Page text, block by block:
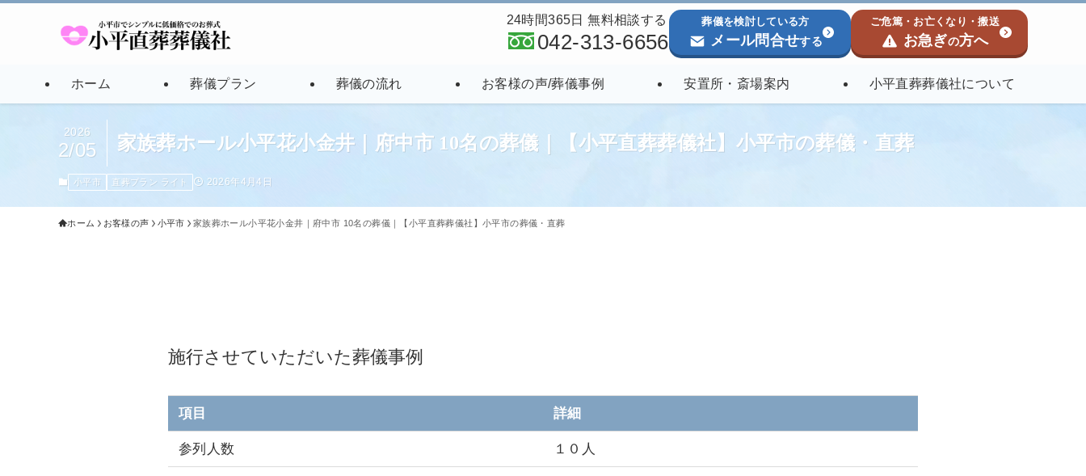
ホーム 葬儀プラン 葬儀の流れ お客様の声/葬儀事例 安置所・斎場案内 小平直葬葬儀社について
24時間365日 無料相談する
042-313-6656
葬儀を検討している方
メール問合せする
ご危篤・お亡くなり・搬送
お急ぎの方へ
家族葬ホール小平花小金井｜府中市 10名の葬儀｜【小平直葬葬儀社】小平市の葬儀・直葬
2026
2/05
小平市 直葬プラン ライト 2026年4月4日
ホーム お客様の声 小平市 家族葬ホール小平花小金井｜府中市 10名の葬儀｜【小平直葬葬儀社】小平市の葬儀・直葬
施行させていただいた葬儀事例
項目 詳細
参列人数 １０人